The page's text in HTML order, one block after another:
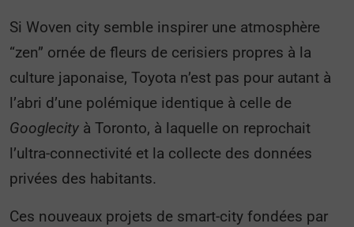
Si Woven city semble inspirer une atmosphère
“zen” ornée de fleurs de cerisiers propres à la
culture japonaise, Toyota n’est pas pour autant à
l’abri d’une polémique identique à celle de
Googlecity à Toronto, à laquelle on reprochait
l’ultra-connectivité et la collecte des données
privées des habitants.
Ces nouveaux projets de smart-city fondées par